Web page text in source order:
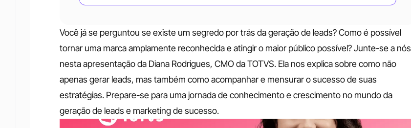
Você já se perguntou se existe um segredo por trás da geração de leads? Como é possível
tornar uma marca amplamente reconhecida e atingir o maior público possível? Junte-se a nós
nesta apresentação da Diana Rodrigues, CMO da TOTVS. Ela nos explica sobre como não
apenas gerar leads, mas também como acompanhar e mensurar o sucesso de suas
estratégias. Prepare-se para uma jornada de conhecimento e crescimento no mundo da
geração de leads e marketing de sucesso.